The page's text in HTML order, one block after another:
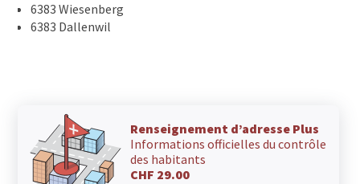
6383 Wiesenberg
6383 Dallenwil
Renseignement d’adresse Plus
Informations officielles du contrôle
des habitants
CHF 29.00